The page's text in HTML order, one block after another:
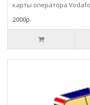
карты оператора
2000р.